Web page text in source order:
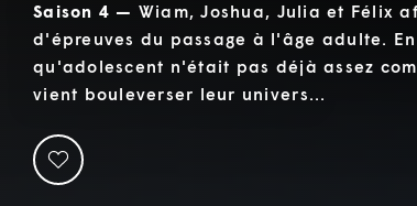
Saison 4 — Wiam, Joshua, Julia et Félix
d'épreuves du passage à l'âge adulte.
qu'adolescent n'était pas déjà assez
vient bouleverser leur univers...